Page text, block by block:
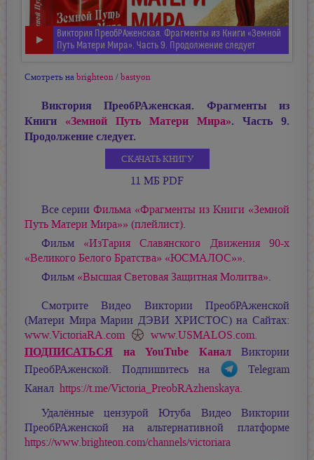
Виктория ПреобРАженская. Фрагменты из Книги «Земной
Путь Матери Мира». Часть 9. Продолжение следует
Смотреть наbrighteon/bastyon
Виктория ПреобРАженская. Фрагменты из
Книги «Земной Путь Матери Мира». Часть 9.
Продолжение следует.
СКАЧАТЬ КНИГУ
11 МБ PDF
Все серииФильма «Фрагменты из Книги «Земной
Путь Матери Мира»» (плейлист).
Фильм «ИзТария Славянского Движения 90-х
«Великого Белого Братства» «ЮСМАЛОС»».
Фильм «Высшая Световая Защитная Молитва».
Смотрите Видео Виктории ПреобРАженской
(Матери МираМарии ДЭВИ ХРИСТОС) на Сайтах:
www.VictoriaRA.com
www.USMALOS.com.
ПОДПИСАТЬСЯ на YouTube КаналВиктории
ПреобРАженской. Подпишитесь на
Telegram
Канал https://t.me/Victoria_PreobRAzhenskaya.
Удалённые цензурой Ютуба Видео Виктории
ПреобРАженской на альтернативной платформе
https://www.brighteon.com/channels/victoriara